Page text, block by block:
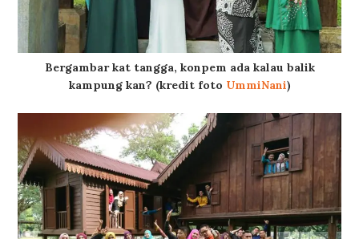
Bergambar kat tangga, konpem ada kalau balik
kampung kan? (kredit foto UmmiNani)